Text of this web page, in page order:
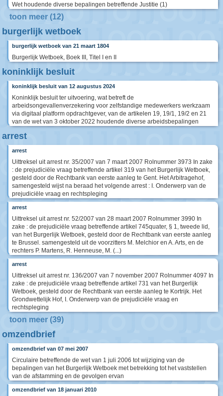
Wet houdende diverse bepalingen betreffende Justitie (1)
toon meer (12)
burgerlijk wetboek
burgerlijk wetboek van 21 maart 1804
Burgerlijk Wetboek, Boek III, Titel I en II
koninklijk besluit
koninklijk besluit van 12 augustus 2024
Koninklijk besluit ter uitvoering, wat betreft de
arbeidsongevallenverzekering voor zelfstandige medewerkers werkzaam
via digitaal platform opdrachtgever, van de artikelen 19, 19/1, 19/2 en 21
van de wet van 3 oktober 2022 houdende diverse arbeidsbepalingen
arrest
arrest
Uittreksel uit arrest nr. 35/2007 van 7 maart 2007 Rolnummer 3973 In zake
: de prejudiciële vraag betreffende artikel 319 van het Burgerlijk Wetboek,
gesteld door de Rechtbank van eerste aanleg te Gent. Het Arbitragehof,
samengesteld wijst na beraad het volgende arrest : I. Onderwerp van de
prejudiciële vraag en rechtspleging
arrest
Uittreksel uit arrest nr. 52/2007 van 28 maart 2007 Rolnummer 3990 In
zake : de prejudiciële vraag betreffende artikel 745quater, § 1, tweede lid,
van het Burgerlijk Wetboek, gesteld door de Rechtbank van eerste aanleg
te Brussel. samengesteld uit de voorzitters M. Melchior en A. Arts, en de
rechters P. Martens, R. Henneuse, M. (...)
arrest
Uittreksel uit arrest nr. 136/2007 van 7 november 2007 Rolnummer 4097 In
zake : de prejudiciële vraag betreffende artikel 731 van het Burgerlijk
Wetboek, gesteld door de Rechtbank van eerste aanleg te Kortrijk. Het
Grondwettelijk Hof, I. Onderwerp van de prejudiciële vraag en
rechtspleging
toon meer (39)
omzendbrief
omzendbrief van 07 mei 2007
Circulaire betreffende de wet van 1 juli 2006 tot wijziging van de
bepalingen van het Burgerlijk Wetboek met betrekking tot het vaststellen
van de afstamming en de gevolgen ervan
omzendbrief van 18 januari 2010